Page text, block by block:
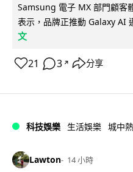
Samsung 電子 MX 部門顧客
表示，品牌正推動 Galaxy AI
文
21 3 ↗ 分享
科技娛樂 生活娛樂 城中
Lawton 14 小時